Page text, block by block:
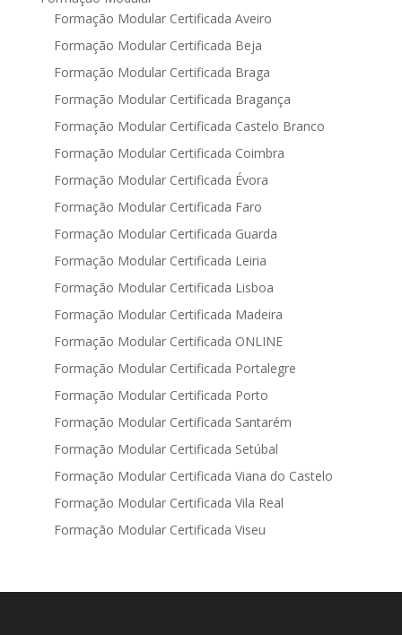
Formação Modular Certificada Aveiro
Formação Modular Certificada Beja
Formação Modular Certificada Braga
Formação Modular Certificada Bragança
Formação Modular Certificada Castelo Branco
Formação Modular Certificada Coimbra
Formação Modular Certificada Évora
Formação Modular Certificada Faro
Formação Modular Certificada Guarda
Formação Modular Certificada Leiria
Formação Modular Certificada Lisboa
Formação Modular Certificada Madeira
Formação Modular Certificada ONLINE
Formação Modular Certificada Portalegre
Formação Modular Certificada Porto
Formação Modular Certificada Santarém
Formação Modular Certificada Setúbal
Formação Modular Certificada Viana do Castelo
Formação Modular Certificada Vila Real
Formação Modular Certificada Viseu